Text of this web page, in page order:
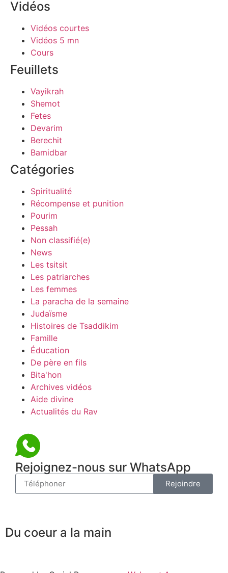
Vidéos
Vidéos courtes
Vidéos 5 mn
Cours
Feuillets
Vayikrah
Shemot
Fetes
Devarim
Berechit
Bamidbar
Catégories
Spiritualité
Récompense et punition
Pourim
Pessah
Non classifié(e)
News
Les tsitsit
Les patriarches
Les femmes
La paracha de la semaine
Judaïsme
Histoires de Tsaddikim
Famille
Éducation
De père en fils
Bita'hon
Archives vidéos
Aide divine
Actualités du Rav
Rejoignez-nous sur WhatsApp
Rejoindre
Du coeur a la main